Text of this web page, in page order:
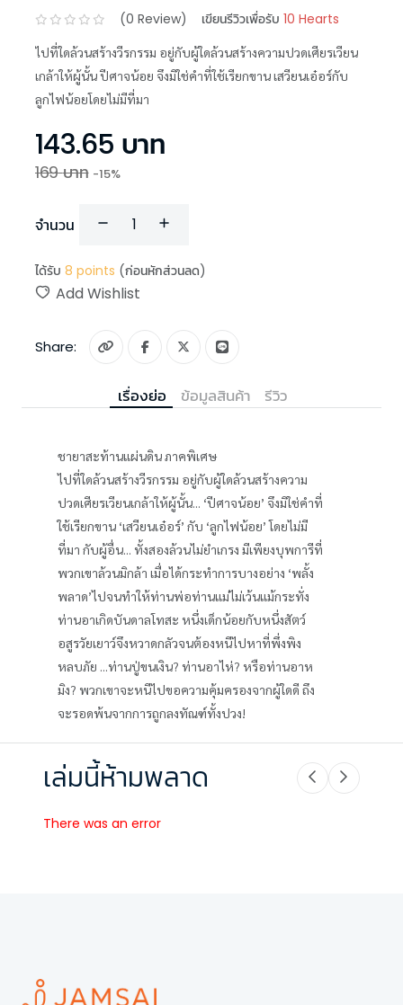
(0 Review) เขียนรีวิวเพื่อรับ 10 Hearts
ไปที่ใดล้วนสร้างวีรกรรม อยู่กับผู้ใดล้วนสร้างความปวดเศียรเวียน
เกล้าให้ผู้นั้น ปีศาจน้อย จึงมิใช่คำที่ใช้เรียกขาน เสวียนเอ๋อร์กับ
ลูกไฟน้อยโดยไม่มีที่มา
143.65 บาท
169บาท -15%
จำนวน
ได้รับ 8 points (ก่อนหักส่วนลด)
Add Wishlist
Share:
เรื่องย่อ ข้อมูลสินค้า รีวิว
ชายาสะท้านแผ่นดิน ภาคพิเศษ
ไปที่ใดล้วนสร้างวีรกรรม อยู่กับผู้ใดล้วนสร้างความ
ปวดเศียรเวียนเกล้าให้ผู้นั้น... ‘ปีศาจน้อย’ จึงมิใช่คำที่
ใช้เรียกขาน ‘เสวียนเอ๋อร์’ กับ ‘ลูกไฟน้อย’ โดยไม่มี
ที่มา กับผู้อื่น... ทั้งสองล้วนไม่ยำเกรง มีเพียงบุพการีที่
พวกเขาล้วนมิกล้า เมื่อได้กระทำการบางอย่าง ‘พลั้ง
พลาด’ไปจนทำให้ท่านพ่อท่านแม่ไม่เว้นแม้กระทั่ง
ท่านอาเกิดบันดาลโทสะ หนึ่งเด็กน้อยกับหนึ่งสัตว์
อสูรวัยเยาว์จึงหวาดกลัวจนต้องหนีไปหาที่พึ่งพิง
หลบภัย ...ท่านปู่ขนเงิน? ท่านอาไห่? หรือท่านอาห
มิง? พวกเขาจะหนีไปขอความคุ้มครองจากผู้ใดดี ถึง
จะรอดพ้นจากการถูกลงทัณฑ์ทั้งปวง!
เล่มนี้ห้ามพลาด
There was an error